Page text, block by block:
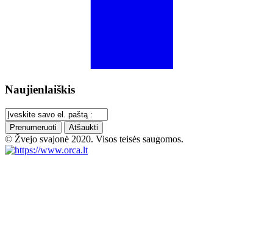
Naujienlaiškis
Prenumeruoti Atšaukti
© Žvejo svajonė 2020. Visos teisės saugomos.